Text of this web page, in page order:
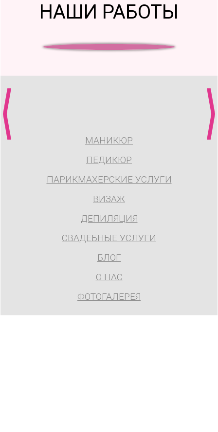
НАШИ РАБОТЫ
МАНИКЮР
ПЕДИКЮР
ПАРИКМАХЕРСКИЕ УСЛУГИ
ВИЗАЖ
ДЕПИЛЯЦИЯ
СВАДЕБНЫЕ УСЛУГИ
БЛОГ
О НАС
ФОТОГАЛЕРЕЯ